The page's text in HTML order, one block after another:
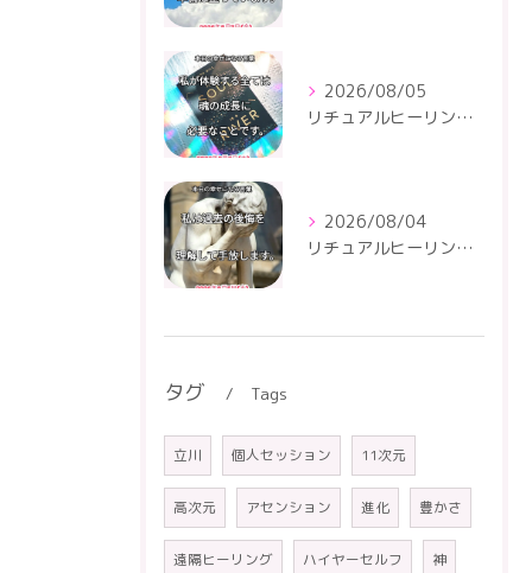
2026/08/05
リチュアルヒーリングセンター
2026/08/04
リチュアルヒーリングセンター
タグ Tags
立川 個人セッション 11次元
高次元 アセンション 進化 豊かさ
遠隔ヒーリング ハイヤーセルフ 神